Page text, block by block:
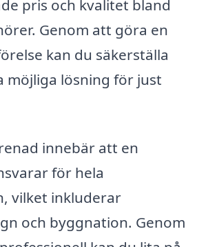
pris och kvalitet bland
Genom att göra en
kan du säkerställa
möjliga lösning för just
innebär att en
för hela
vilket inkluderar
och byggnation. Genom